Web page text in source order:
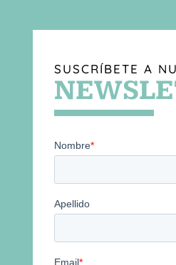
SUSCRÍBETE A